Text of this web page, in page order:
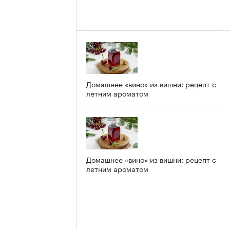
Домашнее «вино» из вишни: рецепт с
летним ароматом
Домашнее «вино» из вишни: рецепт с
летним ароматом